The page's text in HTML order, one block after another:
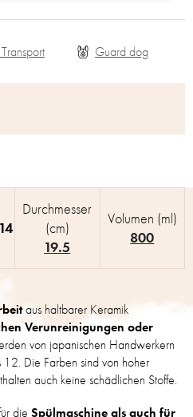
aus haltbarer Keramik
Verunreinigungen oder
von japanischen Handwerkern
12. Die Farben sind von hoher
auch keine schädlichen Stoffe.
die Spülmaschine als auch für
Durchmesser
(cm)
19.5
Volumen (ml)
800